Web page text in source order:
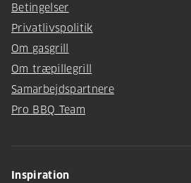
Betingelser
Privatlivspolitik
Om gasgrill
Om træpillegrill
Samarbejdspartnere
Pro BBQ Team
Inspiration